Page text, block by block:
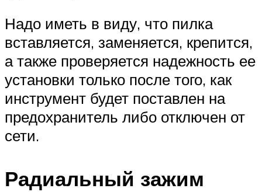
Надо иметь в виду, что пилка
вставляется, заменяется, крепится,
а также проверяется надежность ее
установки только после того, как
инструмент будет поставлен на
предохранитель либо отключен от
сети.
Радиальный зажим